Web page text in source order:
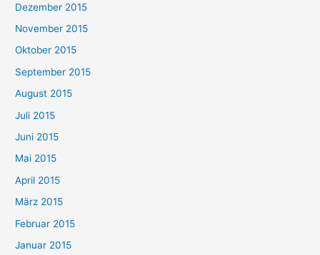
Dezember 2015
November 2015
Oktober 2015
September 2015
August 2015
Juli 2015
Juni 2015
Mai 2015
April 2015
März 2015
Februar 2015
Januar 2015